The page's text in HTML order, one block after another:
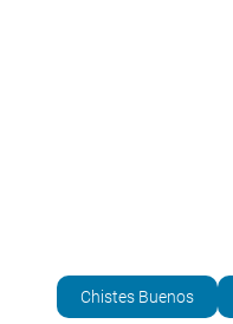
Chistes Buenos